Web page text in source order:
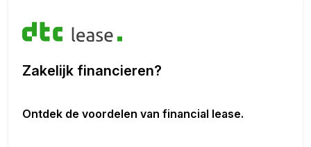
Zakelijk financieren?
Ontdek de voordelen van financial lease.